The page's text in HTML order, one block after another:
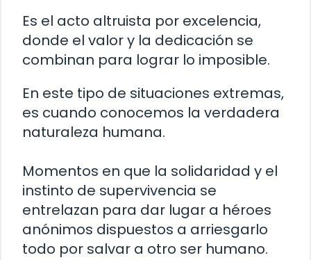
Es el acto altruista por excelencia,
donde el valor y la dedicación se
combinan para lograr lo imposible.
En este tipo de situaciones extremas,
es cuando conocemos la verdadera
naturaleza humana.
Momentos en que la solidaridad y el
instinto de supervivencia se
entrelazan para dar lugar a héroes
anónimos dispuestos a arriesgarlo
todo por salvar a otro ser humano.